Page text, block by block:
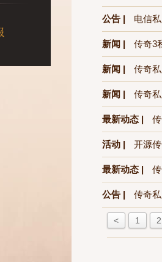
公告 | 电信
新闻 | 传奇3
新闻 | 传奇
新闻 | 传奇
最新动态 |
活动 | 开源
最新动态 |
公告 | 传奇
< 1 2